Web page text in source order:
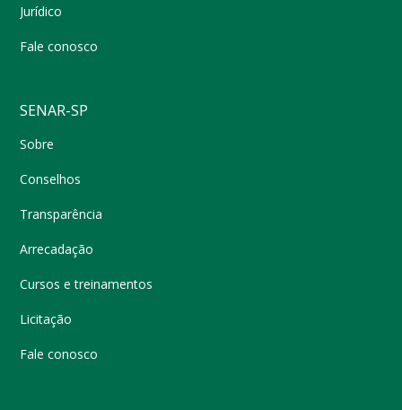
Jurídico
Fale conosco
SENAR-SP
Sobre
Conselhos
Transparência
Arrecadação
Cursos e treinamentos
Licitação
Fale conosco